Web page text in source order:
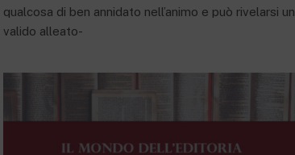
qualcosa di ben annidato nell’animo e può rivelarsi un
valido alleato-